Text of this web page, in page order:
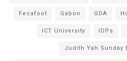
Fecafoot Gabon GDA
ICT University IDPs
Judith Yah Sunday